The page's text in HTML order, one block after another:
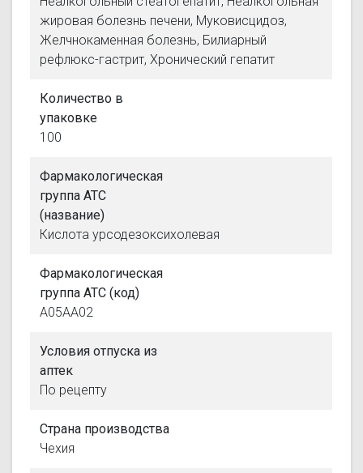
жировая болезнь печени, Муковисцидоз,
Желчнокаменная болезнь, Билиарный
рефлюкс-гастрит, Хронический гепатит
Количество в
упаковке
100
Фармакологическая
группа АТС
(название)
Кислота урсодезоксихолевая
Фармакологическая
группа АТС (код)
A05AA02
Условия отпуска из
аптек
По рецепту
Страна производства
Чехия